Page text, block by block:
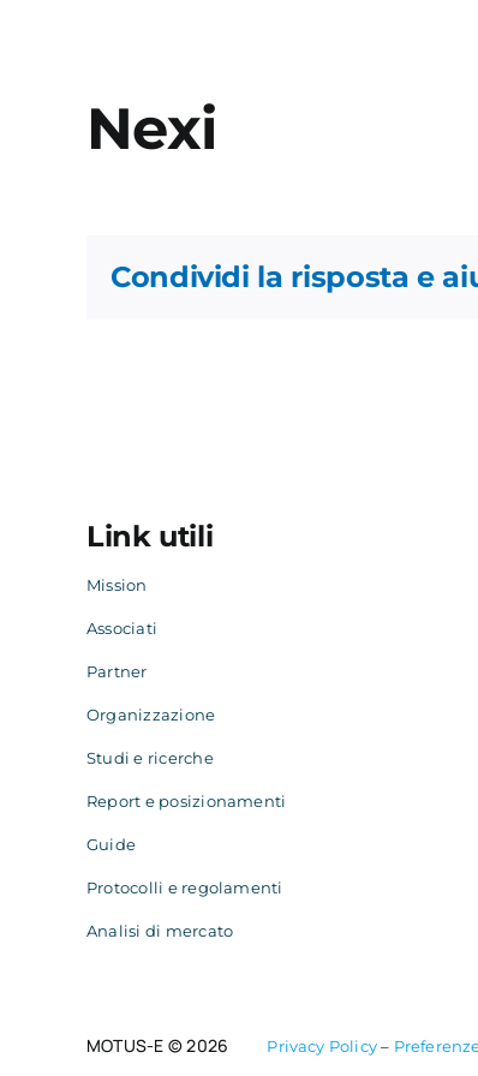
Nexi
Condividi la risposta e
Link utili
Mission
Associati
Partner
Organizzazione
Studi e ricerche
Report e posizionamenti
Guide
Protocolli e regolamenti
Analisi di mercato
MOTUS-E © 2026 Privacy Policy–